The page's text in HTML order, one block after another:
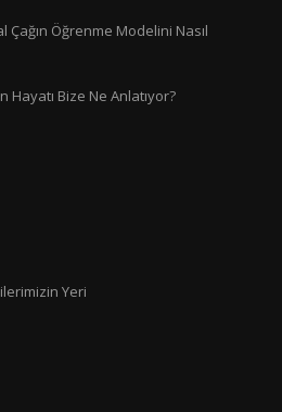
Çağın Öğrenme Modelini Nasıl
Hayatı Bize Ne Anlatıyor?
Yeri